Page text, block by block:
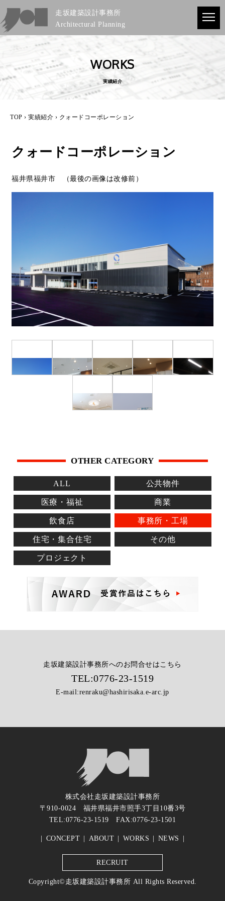
走坂建築設計事務所
Architectural Planning
WORKS
実績紹介
TOP ›実績紹介 › クォードコーポレーション
クォードコーポレーション
福井県福井市 （最後の画像は改修前）
OTHER CATEGORY
ALL 公共物件
医療・福祉 商業
飲食店 事務所・工場
住宅・集合住宅 その他
プロジェクト
走坂建築設計事務所へのお問合せはこちら
TEL:0776-23-1519
E-mail:renraku@hashirisaka.e-arc.jp
株式会社走坂建築設計事務所
〒910-0024 福井県福井市照手3丁目10番3号
TEL:0776-23-1519 FAX:0776-23-1501
CONCEPT ABOUT WORKS NEWS
RECRUIT
Copyright©走坂建築設計事務所 All Rights Reserved.